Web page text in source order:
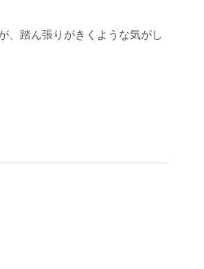
、踏ん張りがきくような気がし